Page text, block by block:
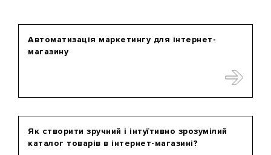
Як створити зручний і інтуїтивно зрозумілий
каталог товарів в інтернет-магазині?
Автоматизація маркетингу для інтернет-
магазину